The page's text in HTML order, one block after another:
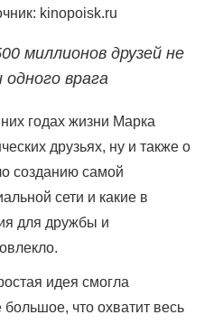
kinopoisk.ru
миллионов друзей не
врага
годах жизни Марка
друзьях, ну и также о
созданию самой
сети и какие в
для дружбы и
идея смогла
большое, что охватит весь